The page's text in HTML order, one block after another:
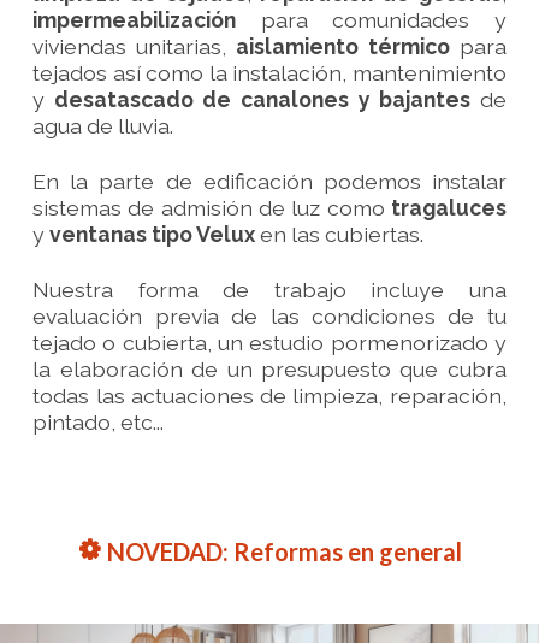
impermeabilización para comunidades y
viviendas unitarias, aislamiento térmicopara
tejados así como la instalación, mantenimiento
y desatascado de canalones y bajantes de
agua de lluvia.
En la parte de edificación podemos instalar
sistemas de admisión de luz como tragaluces
yventanas tipo Veluxen las cubiertas.
Nuestra forma de trabajo incluye una
evaluación previa de las condiciones de tu
tejado o cubierta, un estudio pormenorizado y
la elaboración de un presupuesto que cubra
todas las actuaciones de limpieza, reparación,
pintado, etc...
i NOVEDAD: Reformas en general